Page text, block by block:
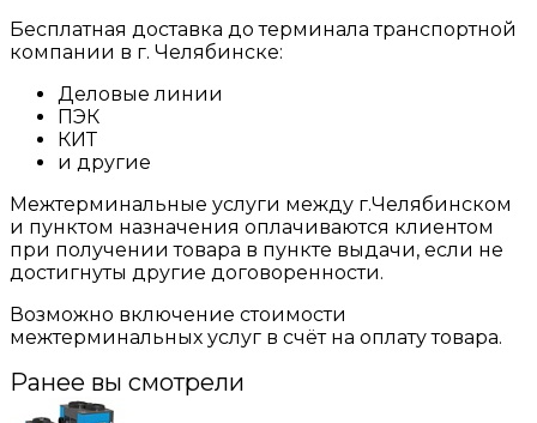
Бесплатная доставка до терминала транспортной
компании в г. Челябинске:
Деловые линии
ПЭК
КИТ
и другие
Межтерминальные услуги между г.Челябинском
и пунктом назначения оплачиваются клиентом
при получении товара в пункте выдачи, если не
достигнуты другие договоренности.
Возможно включение стоимости
межтерминальных услуг в счёт на оплату товара.
Ранее вы смотрели